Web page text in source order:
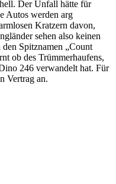
Der Unfall hätte für
Autos werden arg
Kratzern davon,
sehen also keinen
Spitznamen „Count
ob des Trümmerhaufens,
246 verwandelt hat. Für
Vertrag an.